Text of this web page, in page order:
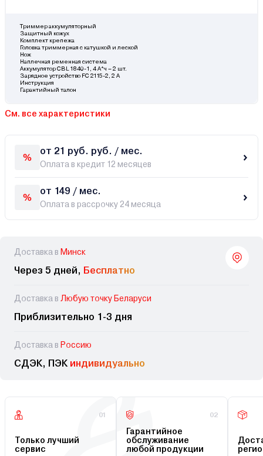
Триммер аккумуляторный
Защитный кожух
Комплект крепежа
Головка триммерная с катушкой и леской
Нож
Наплечная ременная система
Аккумулятор CBL 1840-1, 4 А*ч – 2 шт.
Зарядное устройство FC 2115-2, 2 А
Инструкция
Гарантийный талон
См. все характеристики
от 21 руб. руб. / мес.
Оплата в кредит 12 месяцев
от 149 / мес.
Оплата в рассрочку 24 месяца
Доставка в Минск
Через 5 дней, Бесплатно
Доставка в Любую точку Беларуси
Приблизительно 1-3 дня
Доставка в Россию
СДЭК, ПЭК индивидуально
01
Только лучший
сервис
02
Гарантийное
обслуживание
любой продукции